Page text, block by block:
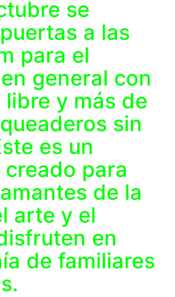
se
a las
para el
general con
y más de
sin
es un
para
de la
arte y el
en
de familiares